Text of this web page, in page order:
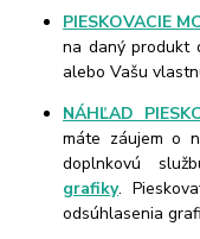
PIESKOVACIE
na daný produkt
alebo Vašu
NÁHĽAD
máte záujem o
doplnkovú
grafiky.
odsúhlasenia